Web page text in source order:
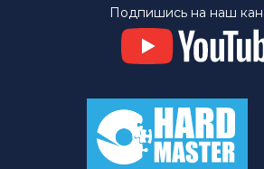
Подпишись на наш